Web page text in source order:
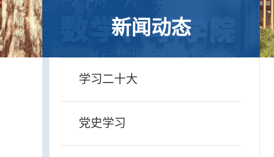
新闻动态
学习二十大
党史学习